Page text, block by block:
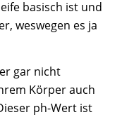
basisch ist und
weswegen es ja
gar nicht
Körper auch
ph-Wert ist